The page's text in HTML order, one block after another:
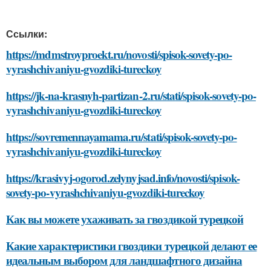
Ссылки:
https://mdmstroyproekt.ru/novosti/spisok-sovety-po-
vyrashchivaniyu-gvozdiki-tureckoy
https://jk-na-krasnyh-partizan-2.ru/stati/spisok-sovety-po-
vyrashchivaniyu-gvozdiki-tureckoy
https://sovremennayamama.ru/stati/spisok-sovety-po-
vyrashchivaniyu-gvozdiki-tureckoy
https://krasivyj-ogorod.zelynyjsad.info/novosti/spisok-
sovety-po-vyrashchivaniyu-gvozdiki-tureckoy
Как вы можете ухаживать за гвоздикой турецкой
Какие характеристики гвоздики турецкой делают ее
идеальным выбором для ландшафтного дизайна